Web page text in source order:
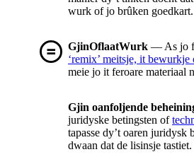
wurk of jo brûken goedkart.
GjinOflaatWurk — As jo
‘remix’ meitsje, it
meie jo it feroare materiaal
Gjin oanfoljende
juridyske betingsten of
tapasse dy’t oaren juridysk
dwaan dat de lisinsje tastiet.